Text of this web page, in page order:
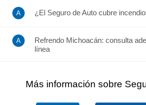
¿El Seguro de Auto cubre
Refrendo Michoacán: consulta
línea
Más información sobre